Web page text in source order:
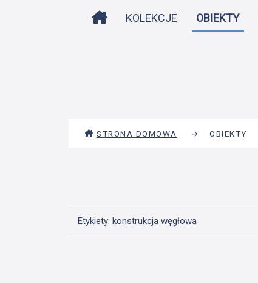
STRONA DOMOWA
KOLEKCJE OBIEKTY
STRONA DOMOWA → OBIEKTY
Etykiety: konstrukcja węgłowa